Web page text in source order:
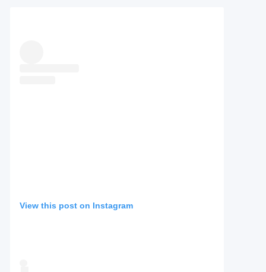
View this post on Instagram